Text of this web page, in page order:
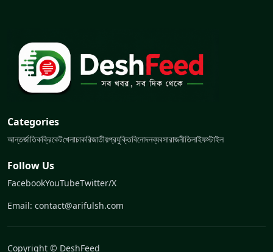
Categories
আন্তর্জাতিকক্রিকেটখেলাচাকরিজাতীয়প্রযুক্তিবিনোদনব্যবসারাজনীতিলাইফস্টাইল
Follow Us
FacebookYouTubeTwitter/X
Email: contact@arifulsh.com
Copyright © DeshFeed